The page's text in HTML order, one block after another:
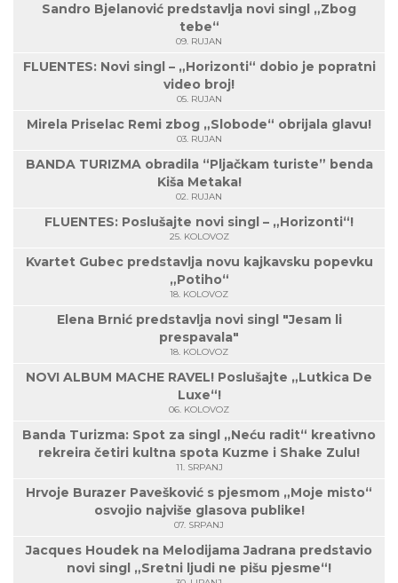
Sandro Bjelanović predstavlja novi singl „Zbog
tebe“
09. RUJAN
FLUENTES: Novi singl – „Horizonti“ dobio je popratni
video broj!
05. RUJAN
Mirela Priselac Remi zbog „Slobode“ obrijala glavu!
03. RUJAN
BANDA TURIZMA obradila “Pljačkam turiste” benda
Kiša Metaka!
02. RUJAN
FLUENTES: Poslušajte novi singl – „Horizonti“!
25. KOLOVOZ
Kvartet Gubec predstavlja novu kajkavsku popevku
„Potiho“
18. KOLOVOZ
Elena Brnić predstavlja novi singl "Jesam li
prespavala"
18. KOLOVOZ
NOVI ALBUM MACHE RAVEL! Poslušajte „Lutkica De
Luxe“!
06. KOLOVOZ
Banda Turizma: Spot za singl „Neću radit“ kreativno
rekreira četiri kultna spota Kuzme i Shake Zulu!
11. SRPANJ
Hrvoje Burazer Pavešković s pjesmom „Moje misto“
osvojio najviše glasova publike!
07. SRPANJ
Jacques Houdek na Melodijama Jadrana predstavio
novi singl „Sretni ljudi ne pišu pjesme“!